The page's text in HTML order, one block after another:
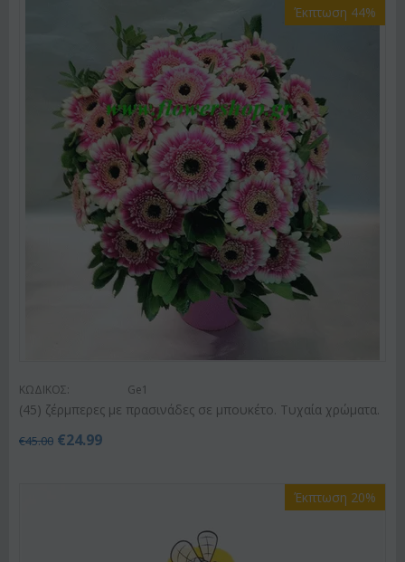
Έκπτωση 44%
ΚΩΔΙΚΟΣ: Ge1
(45) ζέρμπερες με πρασινάδες σε μπουκέτο. Τυχαία χρώματα.
€45.00 €24.99
Έκπτωση 20%